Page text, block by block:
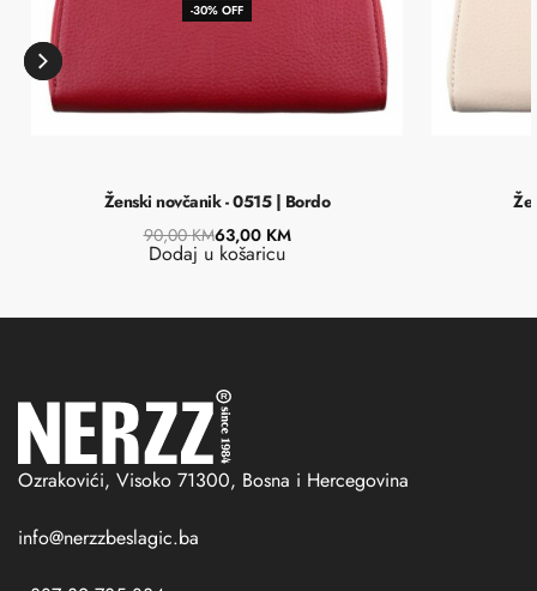
-30% OFF
Ženski novčanik - 0515 | Bordo
90,00KM63,00 KM
Dodaj u košaricu
Ozrakovići, Visoko 71300, Bosna i Hercegovina
info@nerzzbeslagic.ba